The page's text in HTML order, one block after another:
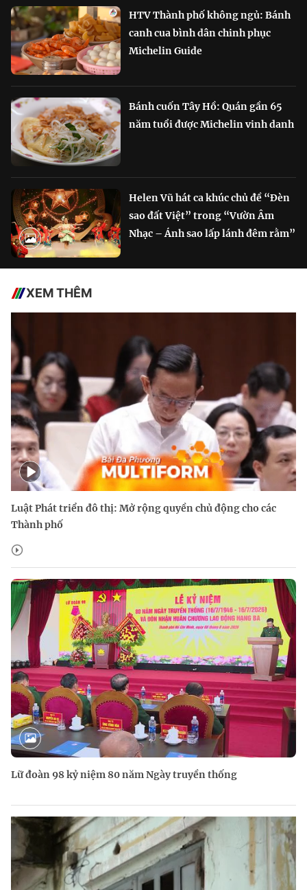
HTV Thành phố không ngủ: Bánh
canh cua bình dân chinh phục
Michelin Guide
Bánh cuốn Tây Hồ: Quán gần 65
năm tuổi được Michelin vinh danh
Helen Vũ hát ca khúc chủ đề “Đèn
sao đất Việt” trong “Vườn Âm
Nhạc – Ánh sao lấp lánh đêm rằm”
XEM THÊM
Luật Phát triển đô thị: Mở rộng quyền chủ động cho các
Thành phố
Lữ đoàn 98 kỷ niệm 80 năm Ngày truyền thống